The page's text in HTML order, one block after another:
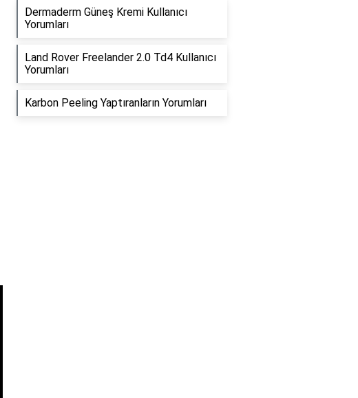
Dermaderm Güneş Kremi Kullanıcı
Yorumları
Land Rover Freelander 2.0 Td4 Kullanıcı
Yorumları
Karbon Peeling Yaptıranların Yorumları